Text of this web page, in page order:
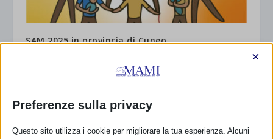
SAM 2025 in provincia di Cuneo
Preferenze sulla privacy
×
Questo sito utilizza i cookie per migliorare la tua esperienza. Alcuni